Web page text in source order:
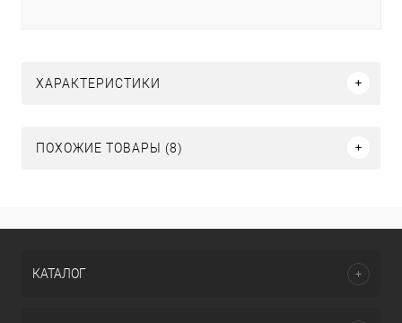
ХАРАКТЕРИСТИКИ
ПОХОЖИЕ ТОВАРЫ (8)
КАТАЛОГ